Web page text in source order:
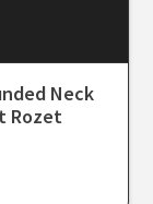
Neck
Rozet